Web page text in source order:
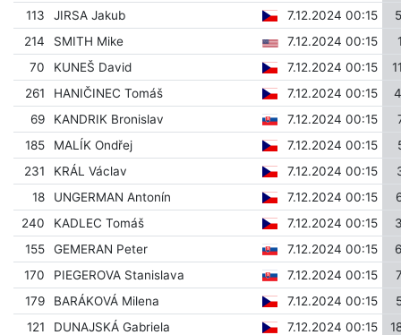
113
JIRSA Jakub 7.12.2024 00:15
214
SMITH Mike 7.12.2024 00:15
70
KUNEŠ David 7.12.2024 00:15
261
HANIČINEC Tomáš 7.12.2024 00:15
69
KANDRIK Bronislav 7.12.2024 00:15
185
MALÍK Ondřej 7.12.2024 00:15
231
KRÁL Václav 7.12.2024 00:15
18
UNGERMAN Antonín 7.12.2024 00:15
240
KADLEC Tomáš 7.12.2024 00:15
155
GEMERAN Peter 7.12.2024 00:15
170
PIEGEROVA Stanislava 7.12.2024 00:15
179
BARÁKOVÁ Milena 7.12.2024 00:15
121
DUNAJSKÁ Gabriela 7.12.2024 00:15